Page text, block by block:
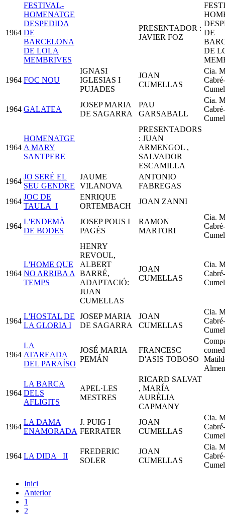
1964
FESTIVAL-
HOMENATGE
DESPEDIDA
DE
BARCELONA
DE LOLA
MEMBRIVES
PRESENTADOR :
JAVIER FOZ
DE
DE
1964 FOC NOU
IGNASI
IGLESIAS I
PUJADES
JOAN
CUMELLAS
Cia.
1964 GALATEA
JOSEP MARIA
DE SAGARRA
PAU
GARSABALL
Cia.
1964
HOMENATGE
A MARY
SANTPERE
PRESENTADORS
: JUAN
ARMENGOL ,
SALVADOR
ESCAMILLA
1964
JO SERÉ EL
SEU GENDRE
JAUME
VILANOVA
ANTONIO
FABREGAS
1964
JOC DE
TAULA_I
ENRIQUE
ORTEMBACH
JOAN ZANNI
1964
L'ENDEMÀ
DE BODES
JOSEP POUS I
PAGÈS
RAMON
MARTORI
Cia.
1964
L'HOME QUE
NO ARRIBA A
TEMPS
HENRY
REVOUL,
ALBERT
BARRÉ,
ADAPTACIÓ:
JUAN
CUMELLAS
JOAN
CUMELLAS
Cia.
1964
L'HOSTAL DE
LA GLORIA I
JOSEP MARIA
DE SAGARRA
JOAN
CUMELLAS
Cia.
1964
LA
ATAREADA
DEL PARAÍSO
JOSÉ MARIA
PEMÁN
FRANCESC
D'ASIS TOBOSO
1964
LA BARCA
DELS
AFLIGITS
APEL·LES
MESTRES
RICARD SALVAT
, MARÍA
AURÈLIA
CAPMANY
1964
LA DAMA
ENAMORADA
J. PUIG I
FERRATER
JOAN
CUMELLAS
Cia.
1964 LA DIDA_ II
FREDERIC
SOLER
JOAN
CUMELLAS
Cia.
Inici
Anterior
1
2